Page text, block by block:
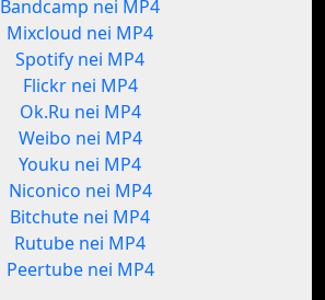
Bandcamp nei MP4
Mixcloud nei MP4
Spotify nei MP4
Flickr nei MP4
Ok.Ru nei MP4
Weibo nei MP4
Youku nei MP4
Niconico nei MP4
Bitchute nei MP4
Rutube nei MP4
Peertube nei MP4